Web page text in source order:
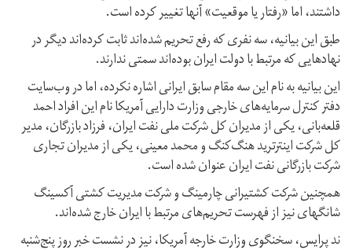
داشتند، اما «رفتار یا موقعیت» آنها تغییر کرده است.
طبق این بیانیه، سه نفری که رفع تحریم شده‌اند ثابت کرده‌اند دیگر در
نهادهایی که مرتبط با دولت ایران بوده‌اند سمتی ندارند.
این بیانیه به نام این سه مقام سابق ایرانی اشاره نکرده، اما در وب‌سایت
دفتر کنترل سرمایه‌های خارجی وزارت دارایی آمریکا نام این افراد احمد
قلعه‌بانی، یکی از مدیران کل شرکت ملی نفت ایران، فرزاد بازرگان، مدیر
کل شرکت اینترترید هنگ‌کنگ و محمد معینی، یکی از مدیران تجاری
شرکت بازرگانی نفت ایران عنوان شده است.
همچنین شرکت کشتیرانی چارمینگ و شرکت مدیریت کشتی آکسینگ
شانگهای نیز از فهرست تحریم‌های مرتبط با ایران خارج شده‌اند.
ند پرایس، سخنگوی وزارت خارجه آمریکا، نیز در نشست خبر روز پنج‌شنبه